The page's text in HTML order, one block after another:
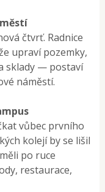
čtvrť. Radnice
upraví pozemky,
sklady — postaví
náměstí.
vůbec prvního
kolejí by se lišil
po ruce
restaurace,